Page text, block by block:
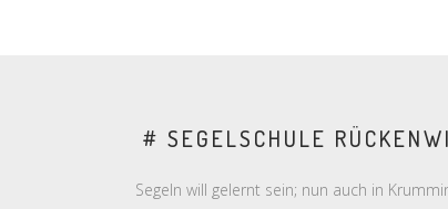
# SEGELSCHULE
Segeln will gelernt sein; nun auch in